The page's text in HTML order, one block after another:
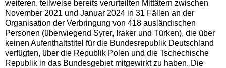
weiteren, teilweise bereits verurteilten Mittätern zwischen
November 2021 und Januar 2024 in 31 Fällen an der
Organisation der Verbringung von 418 ausländischen
Personen (überwiegend Syrer, Iraker und Türken), die über
keinen Aufenthaltstitel für die Bundesrepublik Deutschland
verfügten, über die Republik Polen und die Tschechische
Republik in das Bundesgebiet mitgewirkt zu haben. Die